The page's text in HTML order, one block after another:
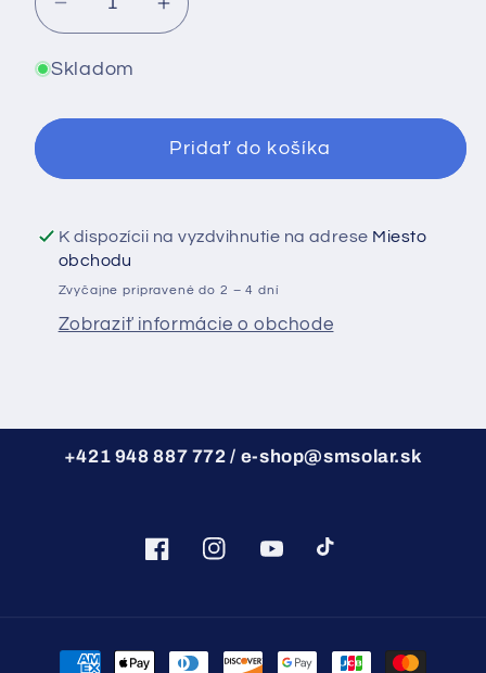
Znížiť
množstvo
pre
Tower
T10
Wi-
Fi
modulom
Zvýšiť
množstvo
Tower
2.0
T10
Wi-
modulom
Skladom
Pridať do košíka
K dispozícii na vyzdvihnutie na adrese Miesto
obchodu
Zvyčajne pripravené do 2 – 4 dní
Zobraziť informácie o obchode
+421 948 887 772 / e-shop@smsolar.sk
FacebookInstagramYouTubeTikTok
Spôsoby